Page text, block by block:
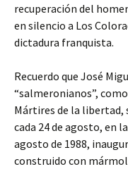
recuperación del
en silencio a Los
dictadura franquista.
Recuerdo que José
“salmeronianos”,
Mártires de la libertad,
cada 24 de agosto, en
agosto de 1988,
construido con mármol